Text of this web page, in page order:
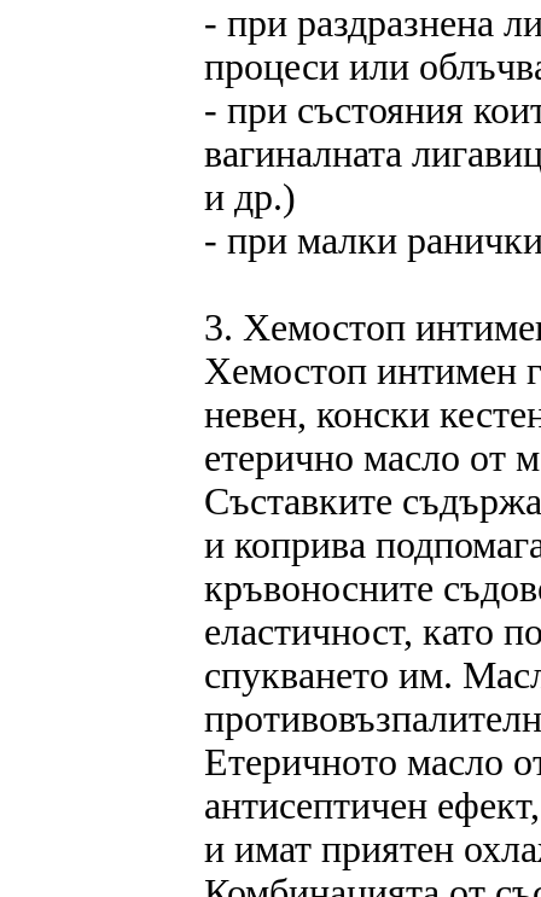
- при раздразнена
процеси или
- при състояния
вагиналната
и др.)
- при малки
3. Хемостоп
Хемостоп интимен
невен, конски
етерично масло от
Съставките
и коприва
кръвоносните
еластичност, като
спукването им.
Етеричното масло
антисептичен
и имат приятен